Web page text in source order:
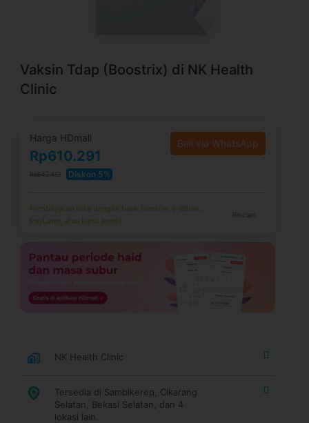
Vaksin Tdap (Boostrix) di NK Health
Clinic
Harga HDmall
Rp610.291
Rp642.412 Diskon 5%
Beli via WhatsApp
Pembayaran bisa dengan bank transfer, e-Wallet,
PayLater, atau kartu kredit.
Rincian
NK Health Clinic
Tersedia di Sambikerep, Cikarang
Selatan, Bekasi Selatan, dan 4
lokasi lain.